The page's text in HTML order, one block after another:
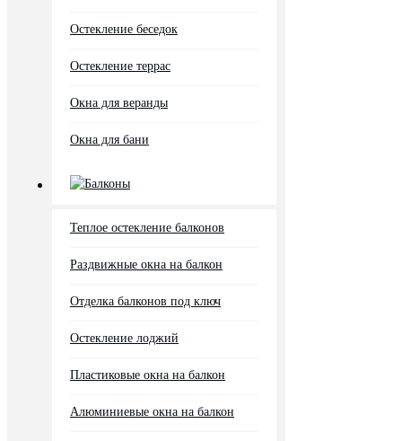
Остекление беседок
Остекление террас
Окна для веранды
Окна для бани
Балконы
Теплое остекление балконов
Раздвижные окна на балкон
Отделка балконов под ключ
Остекление лоджий
Пластиковые окна на балкон
Алюминиевые окна на балкон